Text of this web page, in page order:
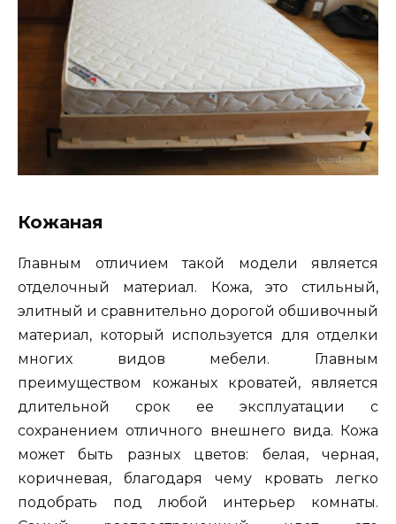
Кожаная
Главным отличием такой модели является
отделочный материал. Кожа, это стильный,
элитный и сравнительно дорогой обшивочный
материал, который используется для отделки
многих видов мебели. Главным
преимуществом кожаных кроватей, является
длительной срок ее эксплуатации с
сохранением отличного внешнего вида. Кожа
может быть разных цветов: белая, черная,
коричневая, благодаря чему кровать легко
подобрать под любой интерьер комнаты.